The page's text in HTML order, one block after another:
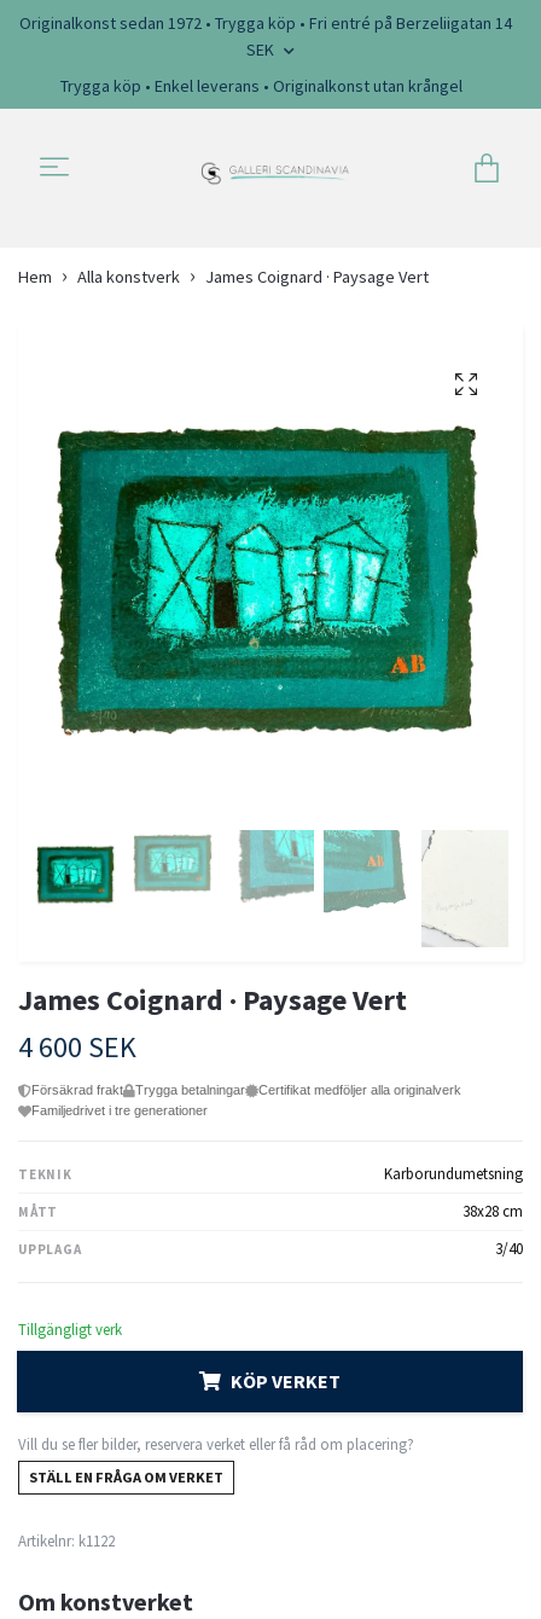
Originalkonst sedan 1972 • Trygga köp • Fri entré på Berzeliigatan 14
SEK
Trygga köp • Enkel leverans • Originalkonst utan krångel
Hem Alla konstverk James Coignard · Paysage Vert
James Coignard · Paysage Vert
4 600 SEK
Försäkrad frakt Trygga betalningar
Certifikat medföljer alla originalverk
Familjedrivet i tre generationer
TEKNIK Karborundumetsning
MÅTT 38x28 cm
UPPLAGA 3/40
Tillgängligt verk
KÖP VERKET
Vill du se fler bilder, reservera verket eller få råd om placering?
STÄLL EN FRÅGA OM VERKET
Artikelnr: k1122
Om konstverket